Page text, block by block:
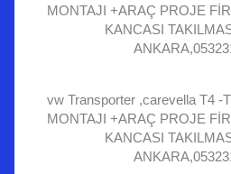
MONTAJI +ARAÇ PROJE
KANCASI
vw Transporter ,carevella T4 -
MONTAJI +ARAÇ PROJE
KANCASI